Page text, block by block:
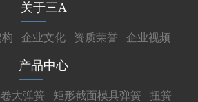
关于三A
企业文化 资质荣誉 企业视频
产品中心
大弹簧 矩形截面模具弹簧
扭簧